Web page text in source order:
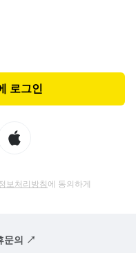
로그인
보처리방침 에 동의하게
문의 ↗